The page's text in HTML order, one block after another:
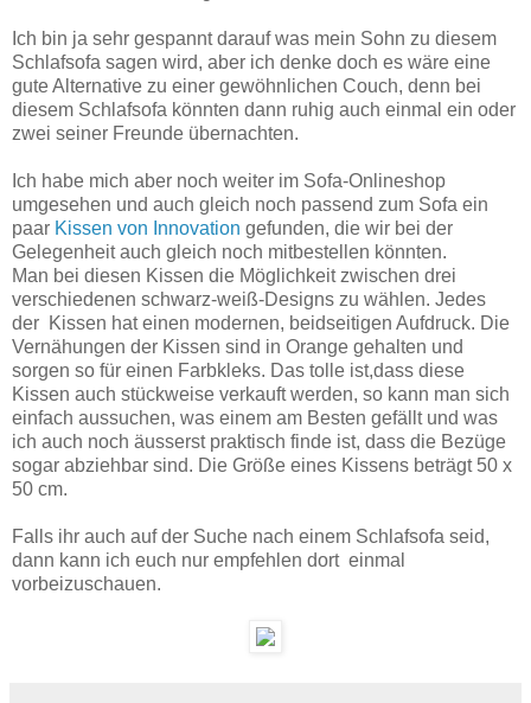
Ich bin ja sehr gespannt darauf was mein Sohn zu diesem
Schlafsofa sagen wird, aber ich denke doch es wäre eine
gute Alternative zu einer gewöhnlichen Couch, denn bei
diesem Schlafsofa könnten dann ruhig auch einmal ein oder
zwei seiner Freunde übernachten.
Ich habe mich aber noch weiter im Sofa-Onlineshop
umgesehen und auch gleich noch passend zum Sofa ein
paar Kissen von Innovation gefunden, die wir bei der
Gelegenheit auch gleich noch mitbestellen könnten.
Man bei diesen Kissen die Möglichkeit zwischen drei
verschiedenen schwarz-weiß-Designs zu wählen. Jedes
der Kissen hat einen modernen, beidseitigen Aufdruck. Die
Vernähungen der Kissen sind in Orange gehalten und
sorgen so für einen Farbkleks. Das tolle ist,dass diese
Kissen auch stückweise verkauft werden, so kann man sich
einfach aussuchen, was einem am Besten gefällt und was
ich auch noch äusserst praktisch finde ist, dass die Bezüge
sogar abziehbar sind. Die Größe eines Kissens beträgt 50 x
50 cm.
Falls ihr auch auf der Suche nach einem Schlafsofa seid,
dann kann ich euch nur empfehlen dort einmal
vorbeizuschauen.